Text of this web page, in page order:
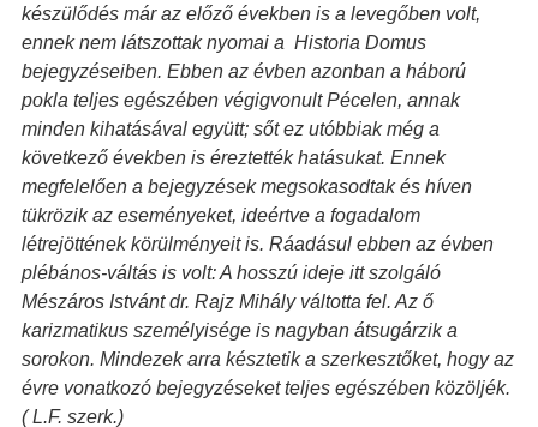
készülődés már az előző években is a levegőben volt,
ennek nem látszottak nyomai a Historia Domus
bejegyzéseiben. Ebben az évben azonban a háború
pokla teljes egészében végigvonult Pécelen, annak
minden kihatásával együtt; sőt ez utóbbiak még a
következő években is éreztették hatásukat. Ennek
megfelelően a bejegyzések megsokasodtak és híven
tükrözik az eseményeket, ideértve a fogadalom
létrejöttének körülményeit is. Ráadásul ebben az évben
plébános-váltás is volt: A hosszú ideje itt szolgáló
Mészáros Istvánt dr. Rajz Mihály váltotta fel. Az ő
karizmatikus személyisége is nagyban átsugárzik a
sorokon. Mindezek arra késztetik a szerkesztőket, hogy az
évre vonatkozó bejegyzéseket teljes egészében közöljék.
( L.F. szerk.)